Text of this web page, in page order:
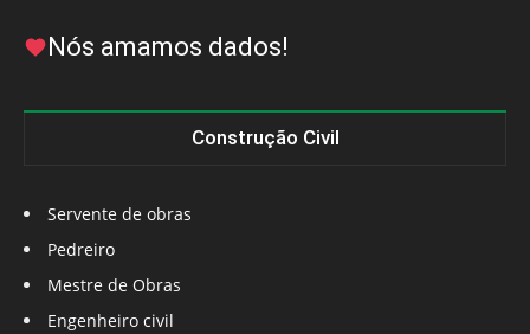
Nós amamos dados!
Construção Civil
Servente de obras
Pedreiro
Mestre de Obras
Engenheiro civil